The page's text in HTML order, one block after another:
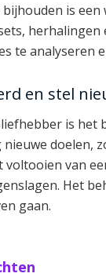
is
te analyseren
en stel
is het
doelen,
voltooien van
Het
gaan.